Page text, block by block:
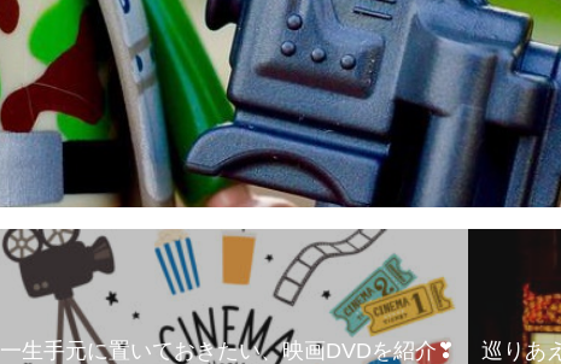
一生手元に置いておきたい、映画DVDを紹介❣
巡りあ